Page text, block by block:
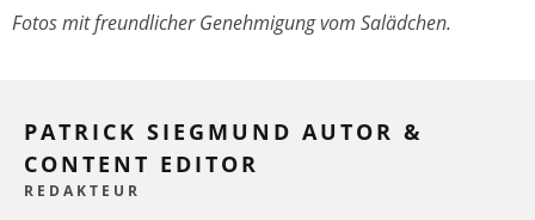
Fotos mit freundlicher Genehmigung vom Salädchen.
PATRICK SIEGMUND AUTOR &
CONTENT EDITOR
REDAKTEUR